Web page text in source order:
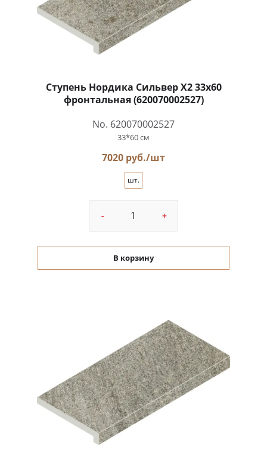
Ступень Нордика Сильвер Х2 33x60
фронтальная (620070002527)
No. 620070002527
33*60 см
7020 руб./шт
шт.
- +
В корзину